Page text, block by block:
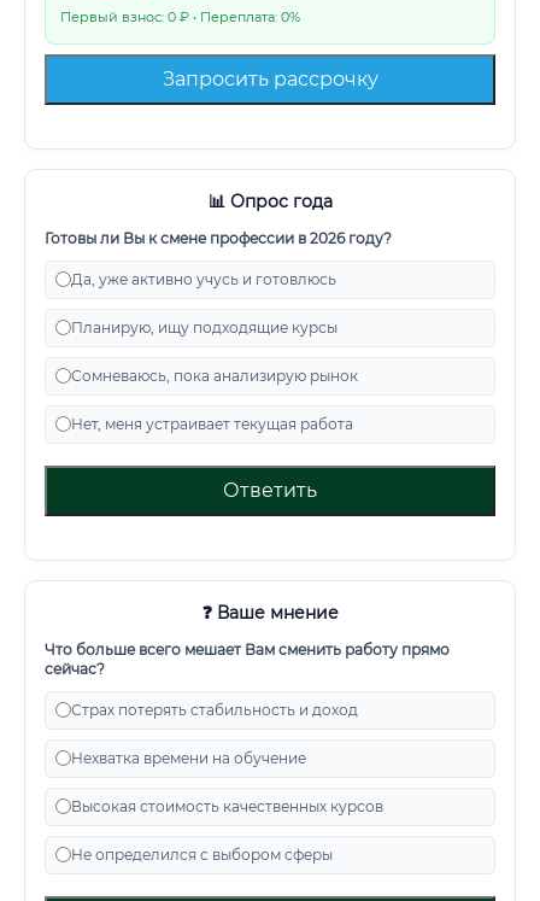
Первый взнос: 0 ₽ • Переплата: 0%
Запросить рассрочку
📊 Опрос года
Готовы ли Вы к смене профессии в 2026 году?
Да, уже активно учусь и готовлюсь
Планирую, ищу подходящие курсы
Сомневаюсь, пока анализирую рынок
Нет, меня устраивает текущая работа
Ответить
❓ Ваше мнение
Что больше всего мешает Вам сменить работу прямо
сейчас?
Страх потерять стабильность и доход
Нехватка времени на обучение
Высокая стоимость качественных курсов
Не определился с выбором сферы